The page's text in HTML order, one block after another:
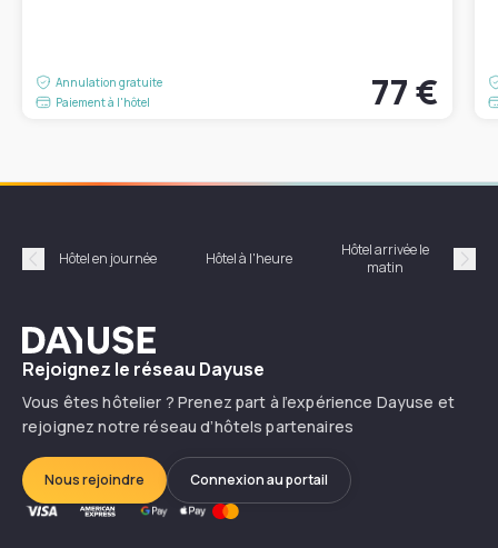
Annulation gratuite
Paiement à l'hôtel
77 €
Précédent
Hôtel en journée Hôtel à l'heure
Hôtel arrivée le
matin
Dayuse
Rejoignez le réseau Dayuse
Vous êtes hôtelier ? Prenez part à l’expérience Dayuse et
rejoignez notre réseau d’hôtels partenaires
Nous rejoindre Connexion au portail